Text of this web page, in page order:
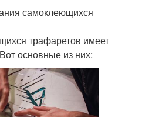
самоклеющихся
трафаретов имеет
основные из них: